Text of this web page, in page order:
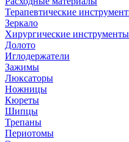
Терапевтические
Зеркало
Хирургические инструменты
Долото
Иглодержатели
Зажимы
Люксаторы
Ножницы
Кюреты
Шипцы
Трепаны
Периотомы